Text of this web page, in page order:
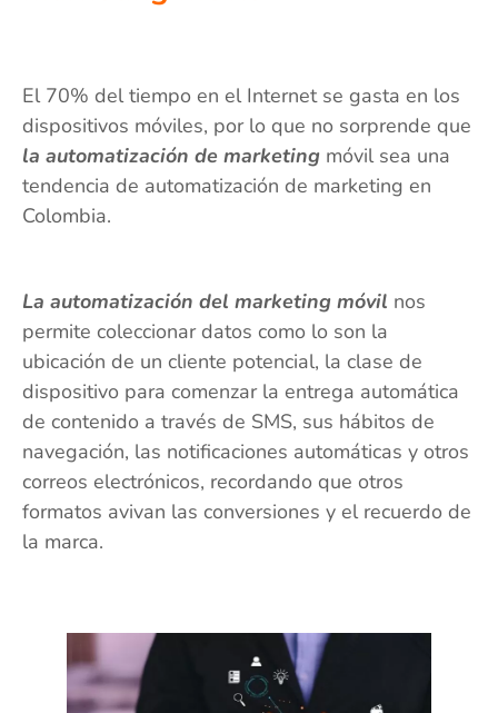
El 70% del tiempo en el Internet se gasta en los
dispositivos móviles, por lo que no sorprende que
la automatización de marketing móvil sea una
tendencia de automatización de marketing en
Colombia.
La automatización del marketing móvil nos
permite coleccionar datos como lo son la
ubicación de un cliente potencial, la clase de
dispositivo para comenzar la entrega automática
de contenido a través de SMS, sus hábitos de
navegación, las notificaciones automáticas y otros
correos electrónicos, recordando que otros
formatos avivan las conversiones y el recuerdo de
la marca.